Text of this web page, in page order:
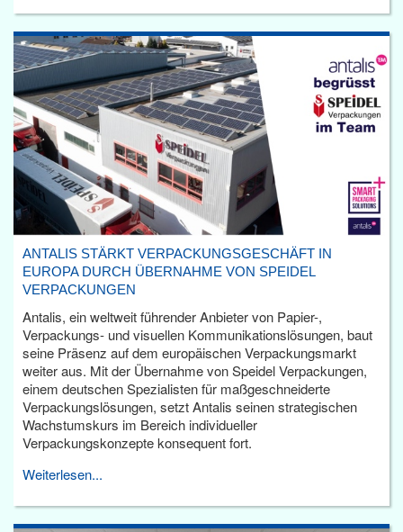
ANTALIS STÄRKT VERPACKUNGSGESCHÄFT IN
EUROPA DURCH ÜBERNAHME VON SPEIDEL
VERPACKUNGEN
Antalis, ein weltweit führender Anbieter von Papier-,
Verpackungs- und visuellen Kommunikationslösungen, baut
seine Präsenz auf dem europäischen Verpackungsmarkt
weiter aus. Mit der Übernahme von Speidel Verpackungen,
einem deutschen Spezialisten für maßgeschneiderte
Verpackungslösungen, setzt Antalis seinen strategischen
Wachstumskurs im Bereich individueller
Verpackungskonzepte konsequent fort.
Weiterlesen...